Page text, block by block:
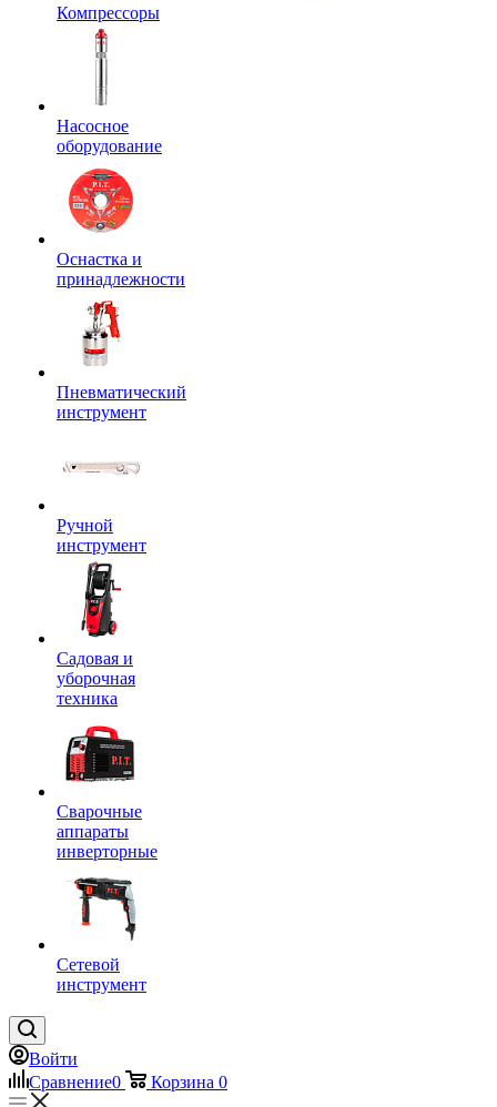
Компрессоры
Насосное
оборудование
Оснастка и
принадлежности
Пневматический
инструмент
Ручной
инструмент
Садовая и
уборочная
техника
Сварочные
аппараты
инверторные
Сетевой
инструмент
Войти
Сравнение0 Корзина 0